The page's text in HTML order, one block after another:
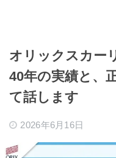
オリックスカー
40年の実績と、
て話します
2026年6月16日